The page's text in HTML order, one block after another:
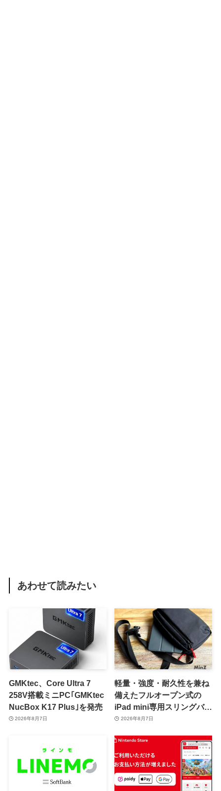
あわせて読みたい
GMKtec、Core Ultra 7
258V搭載ミニPC｢GMKtec
NucBox K17 Plus｣を発売
2026年8月7日
軽量・強度・耐久性を兼ね
備えたフルオープン式の
iPad mini専用スリングバッ
グ「MinZ SLING mini for
2026年8月7日